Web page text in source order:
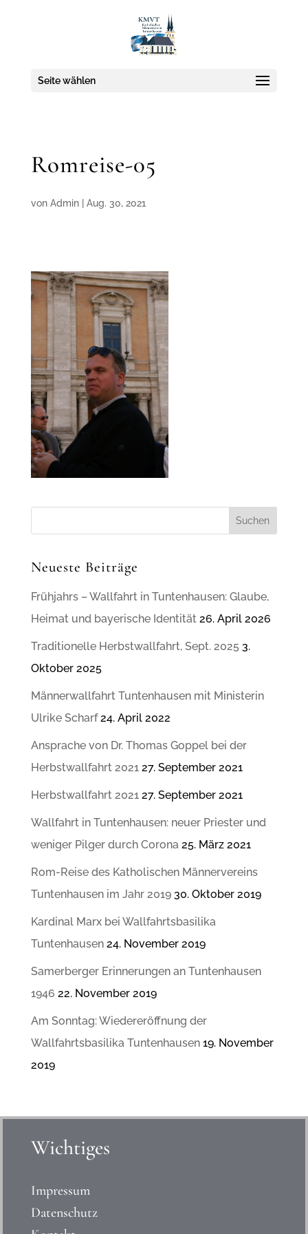
Seite wählen
Romreise-05
von Admin| Aug. 30, 2021
Neueste Beiträge
Frühjahrs – Wallfahrt in Tuntenhausen: Glaube,
Heimat und bayerische Identität 26. April 2026
Traditionelle Herbstwallfahrt, Sept. 2025 3.
Oktober 2025
Männerwallfahrt Tuntenhausen mit Ministerin
Ulrike Scharf 24. April 2022
Ansprache von Dr. Thomas Goppel bei der
Herbstwallfahrt 2021 27. September 2021
Herbstwallfahrt 2021 27. September 2021
Wallfahrt in Tuntenhausen: neuer Priester und
weniger Pilger durch Corona 25. März 2021
Rom-Reise des Katholischen Männervereins
Tuntenhausen im Jahr 2019 30. Oktober 2019
Kardinal Marx bei Wallfahrtsbasilika
Tuntenhausen 24. November 2019
Samerberger Erinnerungen an Tuntenhausen
1946 22. November 2019
Am Sonntag: Wiedereröffnung der
Wallfahrtsbasilika Tuntenhausen 19. November
2019
Wichtiges
Impressum
Datenschutz